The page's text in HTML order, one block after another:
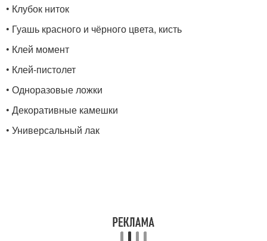
• Клубок ниток
• Гуашь красного и чёрного цвета, кисть
• Клей момент
• Клей-пистолет
• Одноразовые ложки
• Декоративные камешки
• Универсальный лак